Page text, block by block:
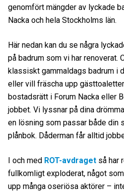
genomfört mängder av lyckade
Nacka och hela Stockholms län.
Här nedan kan du se några
på badrum som vi har renoverat.
klassiskt gammaldags badrum i
eller vill fräscha upp
bostadsrätt i Forum Nacka eller
jobbet. Vi lyssnar på dina
en lösning som passar både din
plånbok. Dåderman får alltid
I och med ROT-avdraget så har
fullkomligt exploderat, något
upp många oseriösa aktörer –